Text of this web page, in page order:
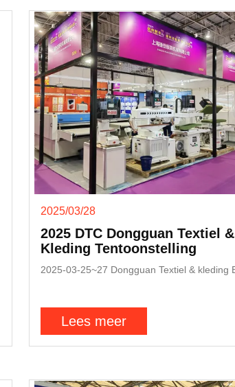
2025/03/28
2025 DTC Dongguan Textiel &
Kleding Tentoonstelling
2025-03-25~27 Dongguan Textiel & kleding EXpositie
Lees meer